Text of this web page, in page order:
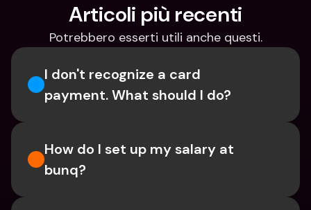
Articoli più recenti
Potrebbero esserti utili anche questi.
I don't recognize a card
payment. What should I do?
How do I set up my salary at
bunq?